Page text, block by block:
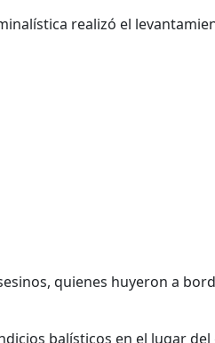
realizó el
quienes huyeron a
balísticos en el lugar del